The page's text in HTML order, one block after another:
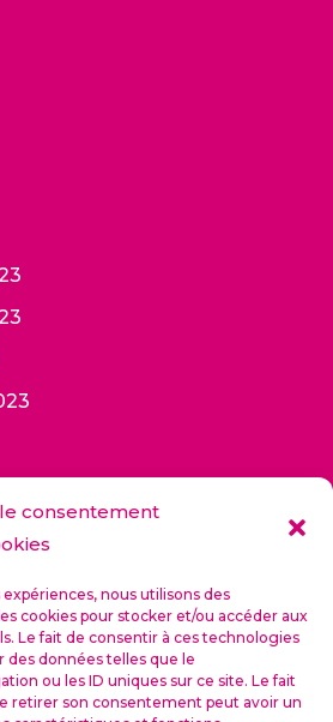
consentement
nous utilisons des
cookies pour stocker et/ou accéder aux
Le fait de consentir à ces technologies
données telles que le
ou les ID uniques sur ce site. Le fait
retirer son consentement peut avoir un